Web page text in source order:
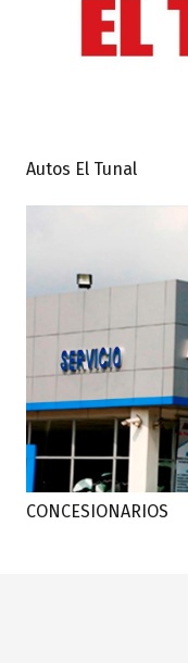
Autos El Tunal
CONCESIONARIOS